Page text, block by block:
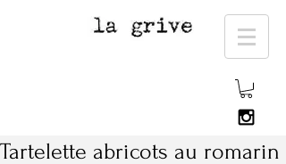
Tartelette abricots au romarin